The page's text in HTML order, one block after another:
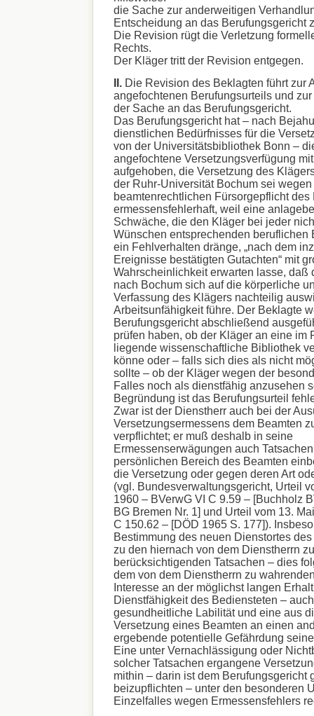
die Sache zur anderweitigen
Entscheidung an das Berufungsgericht
Die Revision rügt die Verletzung
Rechts.
Der Kläger tritt der Revision entgegen.
II.Die Revision des Beklagten führt zur
angefochtenen Berufungsurteils und
der Sache an das Berufungsgericht.
Das Berufungsgericht hat – nach
dienstlichen Bedürfnisses für die
von der Universitätsbibliothek Bonn –
angefochtene Versetzungsverfügung
aufgehoben, die Versetzung des
der Ruhr-Universität Bochum sei
beamtenrechtlichen Fürsorgepflicht des
ermessensfehlerhaft, weil eine
Schwäche, die den Kläger bei jeder
Wünschen entsprechenden beruflichen
ein Fehlverhalten dränge, „nach dem
Ereignisse bestätigten Gutachten“ mit
Wahrscheinlichkeit erwarten lasse, daß
nach Bochum sich auf die körperliche
Verfassung des Klägers nachteilig
Arbeitsunfähigkeit führe. Der Beklagte
Berufungsgericht abschließend
prüfen haben, ob der Kläger an eine im
liegende wissenschaftliche Bibliothek
könne oder – falls sich dies als nicht
sollte – ob der Kläger wegen der
Falles noch als dienstfähig anzusehen
Begründung ist das Berufungsurteil
Zwar ist der Dienstherr auch bei der
Versetzungsermessens dem Beamten
verpflichtet; er muß deshalb in seine
Ermessenserwägungen auch
persönlichen Bereich des Beamten
die Versetzung oder gegen deren Art
(vgl. Bundesverwaltungsgericht, Urteil
1960 – BVerwG VI C 9.59 – [Buchholz
BG Bremen Nr. 1] und Urteil vom 13.
C 150.62 – [DÖD 1965 S. 177]).
Bestimmung des neuen Dienstortes
zu den hiernach von dem Dienstherrn zu
berücksichtigenden Tatsachen – dies
dem von dem Dienstherrn zu
Interesse an der möglichst langen
Dienstfähigkeit des Bediensteten –
gesundheitliche Labilität und eine aus
Versetzung eines Beamten an einen
ergebende potentielle Gefährdung
Eine unter Vernachlässigung oder
solcher Tatsachen ergangene
mithin – darin ist dem Berufungsgericht
beizupflichten – unter den besonderen
Einzelfalles wegen Ermessensfehlers